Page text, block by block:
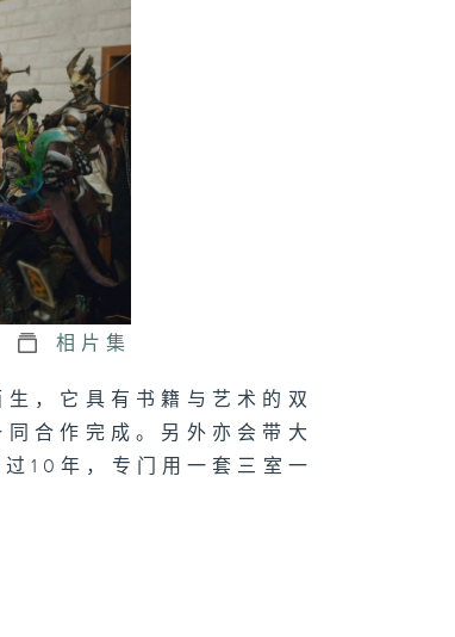
相片集
，它具有书籍与艺术的双
合作完成。另外亦会带大
10年，专门用一套三室一